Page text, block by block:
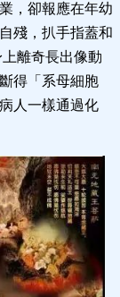
，卻報應在年幼
殘，扒手指蓋和
離奇長出像動
得「系母細胞
人一樣通過化